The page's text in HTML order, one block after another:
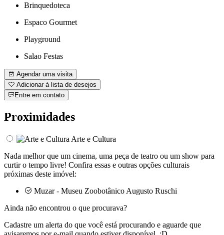
Brinquedoteca
Espaco Gourmet
Playground
Salao Festas
Agendar uma visita
Adicionar à lista de desejos
Entre em contato
Proximidades
Arte e Cultura
Nada melhor que um cinema, uma peça de teatro ou um show para
curtir o tempo livre! Confira essas e outras opções culturais
próximas deste imóvel:
Muzar - Museu Zoobotânico Augusto Ruschi
Ainda não encontrou o que procurava?
Cadastre um alerta do que você está procurando e aguarde que